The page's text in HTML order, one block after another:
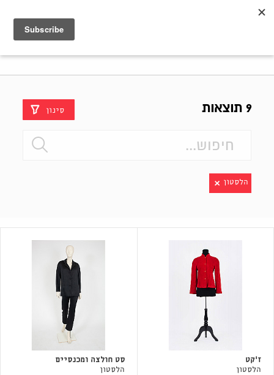
9 תוצאות סינון
הלסטון
ז'קט
הלסטון
סט חולצה ומכנסיים
הלסטון